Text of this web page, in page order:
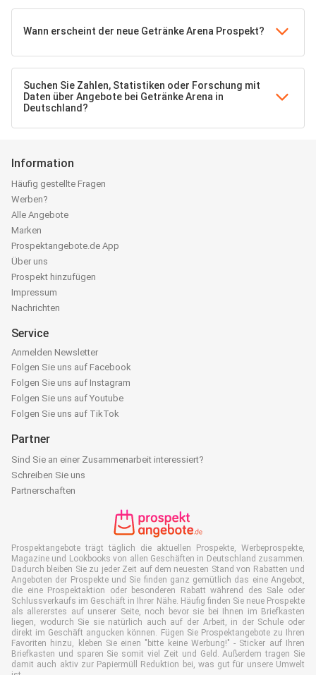
Wann erscheint der neue Getränke Arena Prospekt?
Suchen Sie Zahlen, Statistiken oder Forschung mit
Daten über Angebote bei Getränke Arena in
Deutschland?
Information
Häufig gestellte Fragen
Werben?
Alle Angebote
Marken
Prospektangebote.de App
Über uns
Prospekt hinzufügen
Impressum
Nachrichten
Service
Anmelden Newsletter
Folgen Sie uns auf Facebook
Folgen Sie uns auf Instagram
Folgen Sie uns auf Youtube
Folgen Sie uns auf TikTok
Partner
Sind Sie an einer Zusammenarbeit interessiert?
Schreiben Sie uns
Partnerschaften
Prospektangebote trägt täglich die aktuellen Prospekte, Werbeprospekte,
Magazine und Lookbooks von allen Geschäften in Deutschland zusammen.
Dadurch bleiben Sie zu jeder Zeit auf dem neuesten Stand von Rabatten und
Angeboten der Prospekte und Sie finden ganz gemütlich das eine Angebot,
die eine Prospektaktion oder besonderen Rabatt während des Sale oder
Schlussverkaufs im Geschäft in Ihrer Nähe. Häufig finden Sie neue Prospekte
als allererstes auf unserer Seite, noch bevor sie bei Ihnen im Briefkasten
liegen, wodurch Sie sie natürlich auch auf der Arbeit, in der Schule oder
direkt im Geschäft angucken können. Fügen Sie Prospektangebote zu Ihren
Favoriten hinzu, kleben Sie einen "bitte keine Werbung!" - Sticker auf Ihren
Briefkasten und sparen Sie somit viel Zeit und Geld. Außerdem tragen Sie
damit auch aktiv zur Papiermüll Reduktion bei, was gut für unsere Umwelt